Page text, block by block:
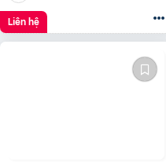
Liên hệ